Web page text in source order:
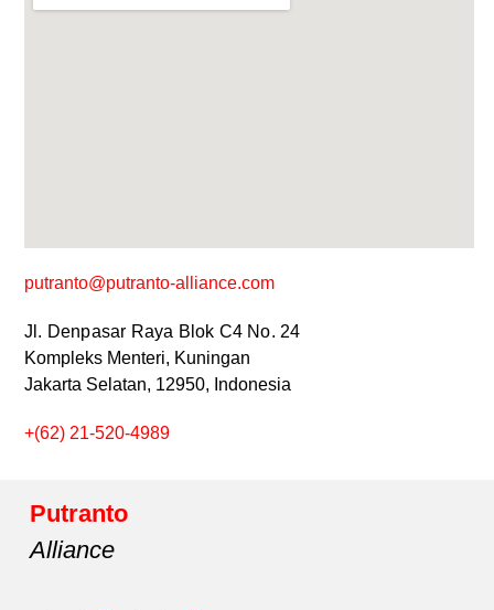
putranto@putranto-alliance.com
Jl. Denpasar Raya Blok C4 No. 24
Kompleks Menteri, Kuningan
Jakarta Selatan, 12950, Indonesia
+(62) 21-520-4989
Putranto
Alliance